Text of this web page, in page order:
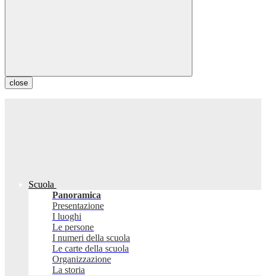
close
Scuola
Panoramica
Presentazione
I luoghi
Le persone
I numeri della scuola
Le carte della scuola
Organizzazione
La storia